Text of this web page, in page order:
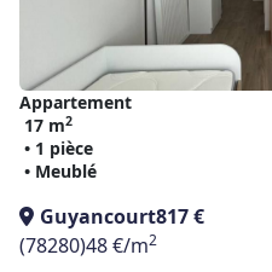
Appartement
17 m2
• 1 pièce
• Meublé
Guyancourt817 €
(78280)48 €/m2